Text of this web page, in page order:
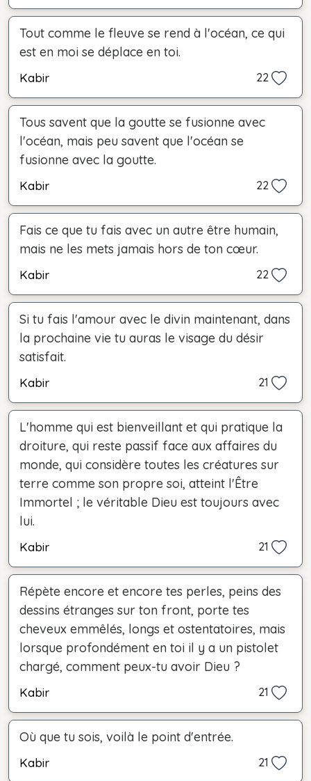
Tout comme le fleuve se rend à l'océan, ce qui
est en moi se déplace en toi.
Kabir 22
Tous savent que la goutte se fusionne avec
l'océan, mais peu savent que l'océan se
fusionne avec la goutte.
Kabir 22
Fais ce que tu fais avec un autre être humain,
mais ne les mets jamais hors de ton cœur.
Kabir 22
Si tu fais l'amour avec le divin maintenant, dans
la prochaine vie tu auras le visage du désir
satisfait.
Kabir 21
L'homme qui est bienveillant et qui pratique la
droiture, qui reste passif face aux affaires du
monde, qui considère toutes les créatures sur
terre comme son propre soi, atteint l'Être
Immortel ; le véritable Dieu est toujours avec
lui.
Kabir 21
Répète encore et encore tes perles, peins des
dessins étranges sur ton front, porte tes
cheveux emmêlés, longs et ostentatoires, mais
lorsque profondément en toi il y a un pistolet
chargé, comment peux-tu avoir Dieu ?
Kabir 21
Où que tu sois, voilà le point d'entrée.
Kabir 21